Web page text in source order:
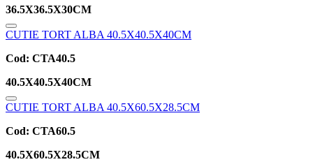
36.5X36.5X30CM
CUTIE TORT ALBA 40.5X40.5X40CM
Cod: CTA40.5
40.5X40.5X40CM
CUTIE TORT ALBA 40.5X60.5X28.5CM
Cod: CTA60.5
40.5X60.5X28.5CM